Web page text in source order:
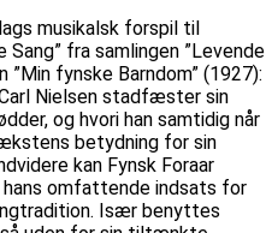
musikalsk forspil til
fra samlingen ”Levende
”Min fynske Barndom” (1927):
Nielsen stadfæster sin
og hvori han samtidig når
betydning for sin
kan Fynsk Foraar
omfattende indsats for
Især benyttes